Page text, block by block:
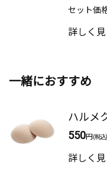
他社のものよりもア
する。下から脱ぎや
T.F さん（76才）
がずり落ちてこない
セット価
詳しく
一緒におすすめ
ハルメ
550円(税込)
詳しく